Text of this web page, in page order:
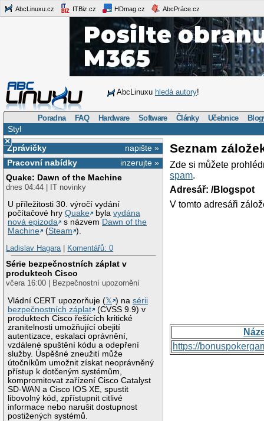
AbcLinuxu.cz ITBiz.cz HDmag.cz AbcPráce.cz
AbcLinuxu hledá autory!
Poradna FAQ Hardware Software Články Učebnice
Styl
×
napište »
Zprávičky
inzerujte »
Pracovní nabídky
Quake: Dawn of the Machine
dnes 04:44 | IT novinky
U příležitosti 30. výročí vydání
počítačové hryQuake bylavydána
nová epizoda
s názvem Dawn of the
Machine
(Steam ).
Ladislav Hagara| Komentářů: 0
Série bezpečnostních záplat v
produktech Cisco
včera 16:00 | Bezpečnostní upozornění
Vládní CERT upozorňuje (𝕏 ) nasérii
bezpečnostních záplat
(CVSS 9.9) v
produktech Cisco řešících kritické
zranitelnosti umožňující obejití
autentizace, eskalaci oprávnění,
vzdálené spuštění kódu a odepření
služby. Úspěšné zneužití může
útočníkům umožnit získat neoprávněný
přístup k dotčeným systémům,
kompromitovat zařízení Cisco Catalyst
SD-WAN a Cisco IOS XE, spustit
libovolný kód, zpřístupnit citlivé
informace nebo narušit dostupnost
postižených systémů.
Seznam
Zde si můžete
spam.
Adresář: /Blogspot
V tomto adresáři
https://